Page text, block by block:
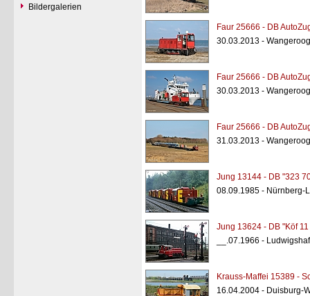
Bildergalerien
Faur 25666 - DB
30.03.2013 -
Faur 25666 - DB
30.03.2013 -
Faur 25666 - DB
31.03.2013 -
Jung 13144 - DB "323
08.09.1985 - Nürnberg-
Jung 13624 - DB "Köf
__.07.1966 -
Krauss-Maffei 15389 -
16.04.2004 - Duisburg-